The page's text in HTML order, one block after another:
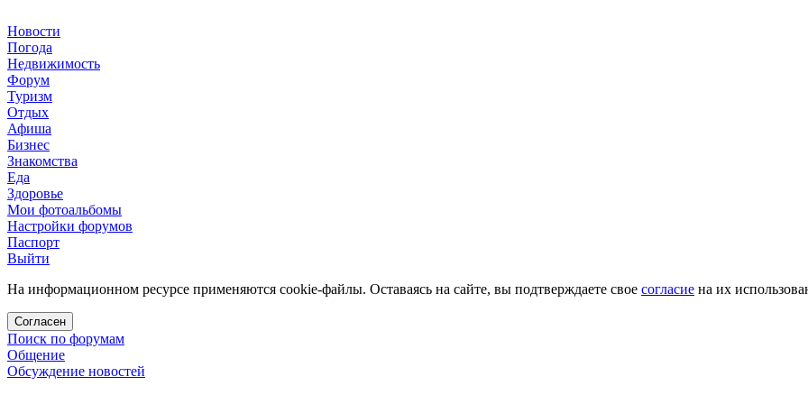
Новости
Погода
Недвижимость
Форум
Туризм
Отдых
Афиша
Бизнес
Знакомства
Еда
Здоровье
Мои фотоальбомы
Настройки форумов
Паспорт
Выйти
На информационном ресурсе применяются cookie-файлы. Оставаясь на сайте, вы подтверждаете свое согласие на их
Согласен
Поиск по форумам
Общение
Обсуждение новостей